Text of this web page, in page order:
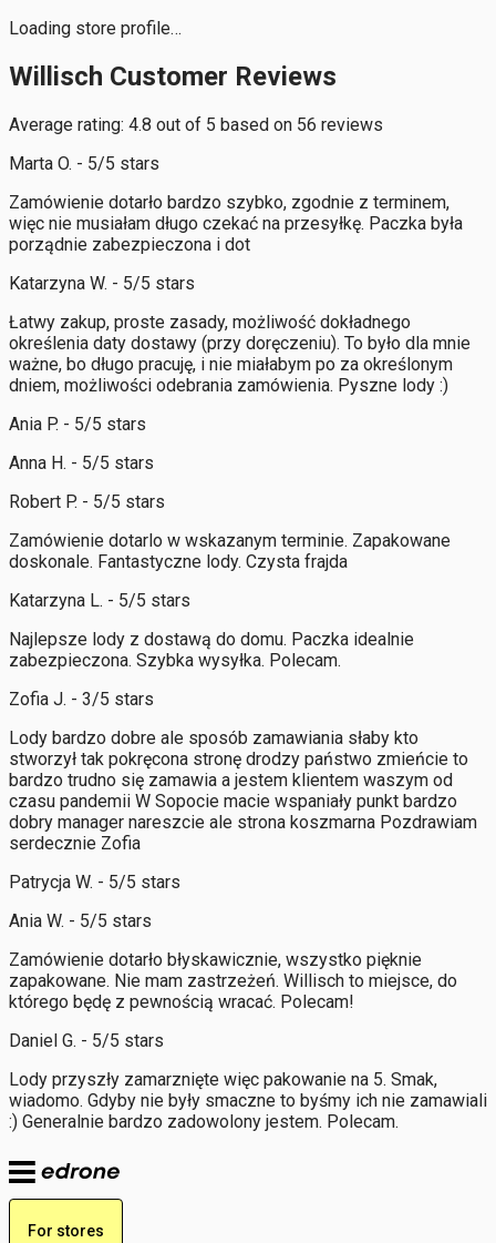
Loading store profile…
Willisch Customer Reviews
Average rating: 4.8 out of 5 based on 56 reviews
Marta O. - 5/5 stars
Zamówienie dotarło bardzo szybko, zgodnie z terminem,
więc nie musiałam długo czekać na przesyłkę. Paczka była
porządnie zabezpieczona i dot
Katarzyna W. - 5/5 stars
Łatwy zakup, proste zasady, możliwość dokładnego
określenia daty dostawy (przy doręczeniu). To było dla mnie
ważne, bo długo pracuję, i nie miałabym po za określonym
dniem, możliwości odebrania zamówienia. Pyszne lody :)
Ania P. - 5/5 stars
Anna H. - 5/5 stars
Robert P. - 5/5 stars
Zamówienie dotarlo w wskazanym terminie. Zapakowane
doskonale. Fantastyczne lody. Czysta frajda
Katarzyna L. - 5/5 stars
Najlepsze lody z dostawą do domu. Paczka idealnie
zabezpieczona. Szybka wysyłka. Polecam.
Zofia J. - 3/5 stars
Lody bardzo dobre ale sposób zamawiania słaby kto
stworzył tak pokręcona stronę drodzy państwo zmieńcie to
bardzo trudno się zamawia a jestem klientem waszym od
czasu pandemii W Sopocie macie wspaniały punkt bardzo
dobry manager nareszcie ale strona koszmarna Pozdrawiam
serdecznie Zofia
Patrycja W. - 5/5 stars
Ania W. - 5/5 stars
Zamówienie dotarło błyskawicznie, wszystko pięknie
zapakowane. Nie mam zastrzeżeń. Willisch to miejsce, do
którego będę z pewnością wracać. Polecam!
Daniel G. - 5/5 stars
Lody przyszły zamarznięte więc pakowanie na 5. Smak,
wiadomo. Gdyby nie były smaczne to byśmy ich nie zamawiali
:) Generalnie bardzo zadowolony jestem. Polecam.
For stores